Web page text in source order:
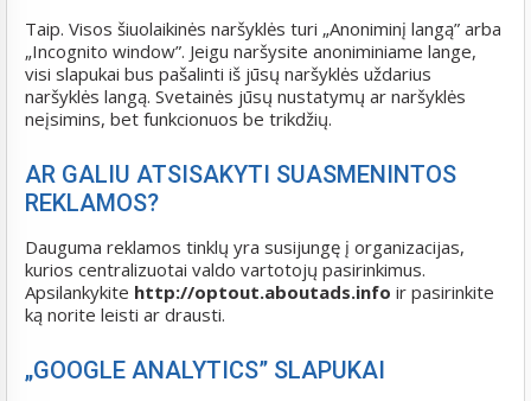
Taip. Visos šiuolaikinės naršyklės turi „Anoniminį langą” arba
„Incognito window”. Jeigu naršysite anoniminiame lange,
visi slapukai bus pašalinti iš jūsų naršyklės uždarius
naršyklės langą. Svetainės jūsų nustatymų ar naršyklės
neįsimins, bet funkcionuos be trikdžių.
AR GALIU ATSISAKYTI SUASMENINTOS
REKLAMOS?
Dauguma reklamos tinklų yra susijungę į organizacijas,
kurios centralizuotai valdo vartotojų pasirinkimus.
Apsilankykite http://optout.aboutads.info ir pasirinkite
ką norite leisti ar drausti.
„GOOGLE ANALYTICS” SLAPUKAI